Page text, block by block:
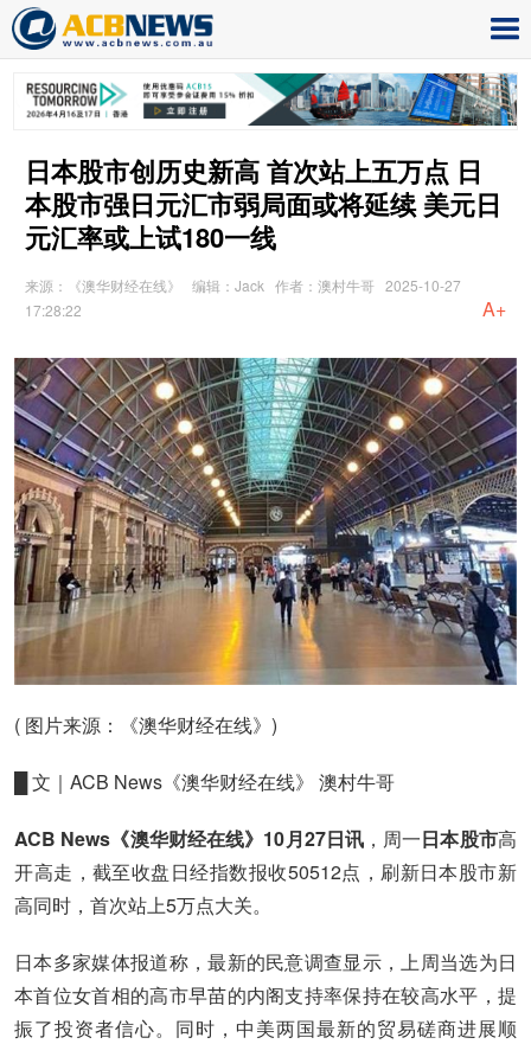
日本股市创历史新高 首次站上五万点 日
本股市强日元汇市弱局面或将延续 美元日
元汇率或上试180一线
来源：《澳华财经在线》 编辑：Jack 作者：澳村牛哥 2025-10-27
17:28:22
A+
( 图片来源：《澳华财经在线》)
█ 文｜ACB News《澳华财经在线》 澳村牛哥
ACB News《澳华财经在线》10月27日讯，周一日本股市高
开高走，截至收盘日经指数报收50512点，刷新日本股市新
高同时，首次站上5万点大关。
日本多家媒体报道称，最新的民意调查显示，上周当选为日
本首位女首相的高市早苗的内阁支持率保持在较高水平，提
振了投资者信心。同时，中美两国最新的贸易磋商进展顺